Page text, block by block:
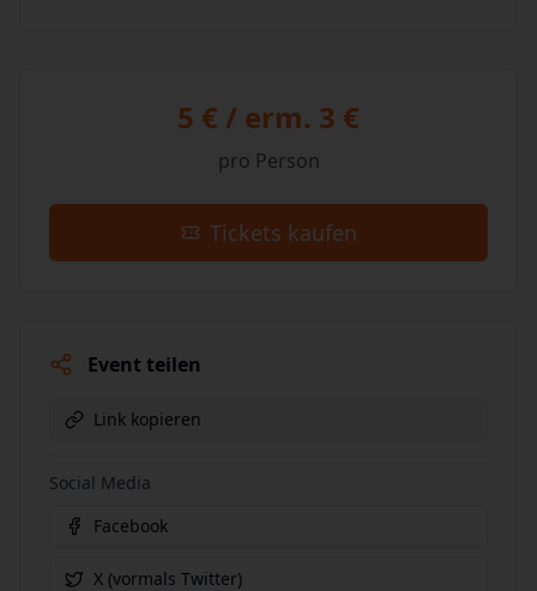
5 € / erm. 3 €
pro Person
Tickets kaufen
Event teilen
Link kopieren
Social Media
Facebook
X (vormals Twitter)